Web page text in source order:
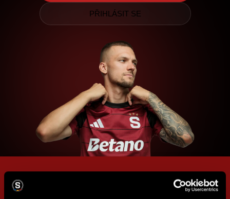
PŘIHLÁSIT SE